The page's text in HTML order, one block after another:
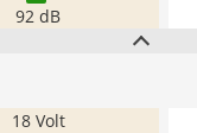
92 dB
18 Volt